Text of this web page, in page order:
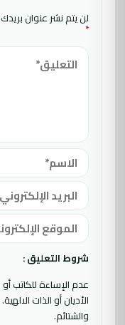
لن يتم نشر عنوان
*
شروط التعليق :
عدم الإساءة للكاتب
الأديان أو الذات
والشتائم.